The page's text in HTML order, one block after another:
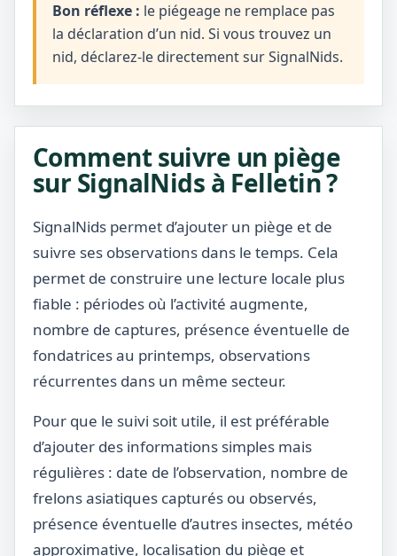
Bon réflexe : le piégeage ne remplace pas
la déclaration d’un nid. Si vous trouvez un
nid, déclarez-le directement sur SignalNids.
Comment suivre un piège
sur SignalNids à Felletin ?
SignalNids permet d’ajouter un piège et de
suivre ses observations dans le temps. Cela
permet de construire une lecture locale plus
fiable : périodes où l’activité augmente,
nombre de captures, présence éventuelle de
fondatrices au printemps, observations
récurrentes dans un même secteur.
Pour que le suivi soit utile, il est préférable
d’ajouter des informations simples mais
régulières : date de l’observation, nombre de
frelons asiatiques capturés ou observés,
présence éventuelle d’autres insectes, météo
approximative, localisation du piège et